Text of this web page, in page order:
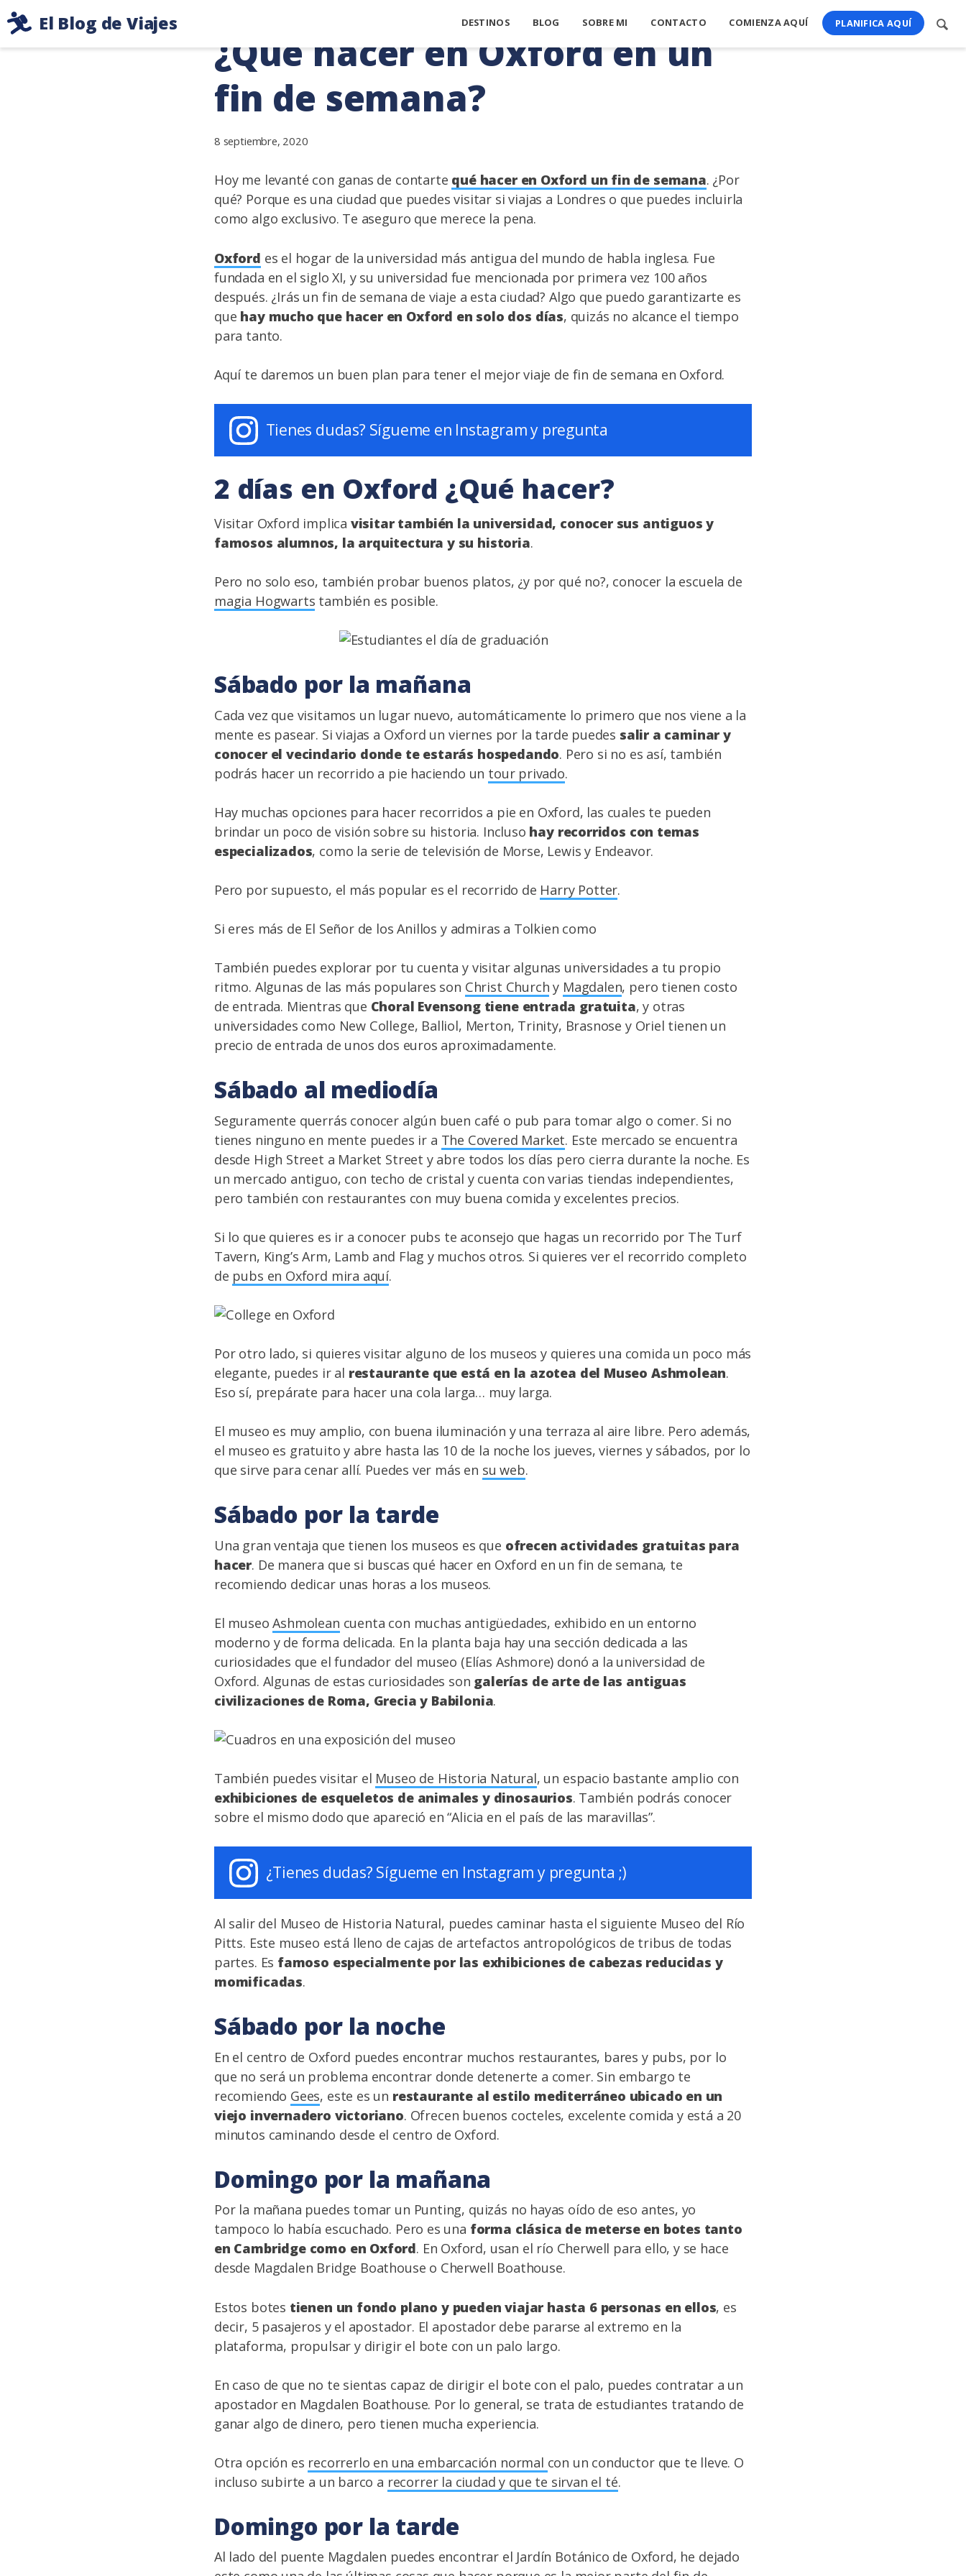
al
contenido
El Blog de Viajes
Consejos
DESTINOS BLOG SOBRE MI CONTACTO COMIENZA AQUÍ PLANIFICA AQUÍ
¿Qué hacer en Oxford en un
fin de semana?
8 septiembre, 2020
Hoy me levanté con ganas de contarte qué hacer en Oxford un fin de semana. ¿Por
qué? Porque es una ciudad que puedes visitar si viajas a Londres o que puedes incluirla
como algo exclusivo. Te aseguro que merece la pena.
Oxford es el hogar de la universidad más antigua del mundo de habla inglesa. Fue
fundada en el siglo XI, y su universidad fue mencionada por primera vez 100 años
después. ¿Irás un fin de semana de viaje a esta ciudad? Algo que puedo garantizarte es
que hay mucho que hacer en Oxford en solo dos días, quizás no alcance el tiempo
para tanto.
Aquí te daremos un buen plan para tener el mejor viaje de fin de semana en Oxford.
Tienes dudas? Sígueme en Instagram y pregunta
2 días en Oxford ¿Qué hacer?
Visitar Oxford implica visitar también la universidad, conocer sus antiguos y
famosos alumnos, la arquitectura y su historia.
Pero no solo eso, también probar buenos platos, ¿y por qué no?, conocer la escuela de
magia Hogwarts también es posible.
Sábado por la mañana
Cada vez que visitamos un lugar nuevo, automáticamente lo primero que nos viene a la
mente es pasear. Si viajas a Oxford un viernes por la tarde puedes salir a caminar y
conocer el vecindario donde te estarás hospedando. Pero si no es así, también
podrás hacer un recorrido a pie haciendo un tour privado.
Hay muchas opciones para hacer recorridos a pie en Oxford, las cuales te pueden
brindar un poco de visión sobre su historia. Incluso hay recorridos con temas
especializados, como la serie de televisión de Morse, Lewis y Endeavor.
Pero por supuesto, el más popular es el recorrido de Harry Potter.
Si eres más de El Señor de los Anillos y admiras a Tolkien como
También puedes explorar por tu cuenta y visitar algunas universidades a tu propio
ritmo. Algunas de las más populares son Christ Church y Magdalen, pero tienen costo
de entrada. Mientras que Choral Evensong tiene entrada gratuita, y otras
universidades como New College, Balliol, Merton, Trinity, Brasnose y Oriel tienen un
precio de entrada de unos dos euros aproximadamente.
Sábado al mediodía
Seguramente querrás conocer algún buen café o pub para tomar algo o comer. Si no
tienes ninguno en mente puedes ir a The Covered Market. Este mercado se encuentra
desde High Street a Market Street y abre todos los días pero cierra durante la noche. Es
un mercado antiguo, con techo de cristal y cuenta con varias tiendas independientes,
pero también con restaurantes con muy buena comida y excelentes precios.
Si lo que quieres es ir a conocer pubs te aconsejo que hagas un recorrido por The Turf
Tavern, King’s Arm, Lamb and Flag y muchos otros. Si quieres ver el recorrido completo
de pubs en Oxford mira aquí.
Por otro lado, si quieres visitar alguno de los museos y quieres una comida un poco más
elegante, puedes ir al restaurante que está en la azotea del Museo Ashmolean.
Eso sí, prepárate para hacer una cola larga… muy larga.
El museo es muy amplio, con buena iluminación y una terraza al aire libre. Pero además,
el museo es gratuito y abre hasta las 10 de la noche los jueves, viernes y sábados, por lo
que sirve para cenar allí. Puedes ver más en su web.
Sábado por la tarde
Una gran ventaja que tienen los museos es que ofrecen actividades gratuitas para
hacer. De manera que si buscas qué hacer en Oxford en un fin de semana, te
recomiendo dedicar unas horas a los museos.
El museoAshmolean cuenta con muchas antigüedades, exhibido en un entorno
moderno y de forma delicada. En la planta baja hay una sección dedicada a las
curiosidades que el fundador del museo (Elías Ashmore) donó a la universidad de
Oxford. Algunas de estas curiosidades son galerías de arte de las antiguas
civilizaciones de Roma, Grecia y Babilonia.
También puedes visitar el Museo de Historia Natural, un espacio bastante amplio con
exhibiciones de esqueletos de animales y dinosaurios. También podrás conocer
sobre el mismo dodo que apareció en “Alicia en el país de las maravillas”.
¿Tienes dudas? Sígueme en Instagram y pregunta ;)
Al salir del Museo de Historia Natural, puedes caminar hasta el siguiente Museo del Río
Pitts. Este museo está lleno de cajas de artefactos antropológicos de tribus de todas
partes. Es famoso especialmente por las exhibiciones de cabezas reducidas y
momificadas.
Sábado por la noche
En el centro de Oxford puedes encontrar muchos restaurantes, bares y pubs, por lo
que no será un problema encontrar donde detenerte a comer. Sin embargo te
recomiendo Gees, este es un restaurante al estilo mediterráneo ubicado en un
viejo invernadero victoriano. Ofrecen buenos cocteles, excelente comida y está a 20
minutos caminando desde el centro de Oxford.
Domingo por la mañana
Por la mañana puedes tomar un Punting, quizás no hayas oído de eso antes, yo
tampoco lo había escuchado. Pero es una forma clásica de meterse en botes tanto
en Cambridge como en Oxford. En Oxford, usan el río Cherwell para ello, y se hace
desde Magdalen Bridge Boathouse o Cherwell Boathouse.
Estos botes tienen un fondo plano y pueden viajar hasta 6 personas en ellos, es
decir, 5 pasajeros y el apostador. El apostador debe pararse al extremo en la
plataforma, propulsar y dirigir el bote con un palo largo.
En caso de que no te sientas capaz de dirigir el bote con el palo, puedes contratar a un
apostador en Magdalen Boathouse. Por lo general, se trata de estudiantes tratando de
ganar algo de dinero, pero tienen mucha experiencia.
Otra opción es recorrerlo en una embarcación normal con un conductor que te lleve. O
incluso subirte a un barco a recorrer la ciudad y que te sirvan el té.
Domingo por la tarde
Al lado del puente Magdalen puedes encontrar el Jardín Botánico de Oxford, he dejado